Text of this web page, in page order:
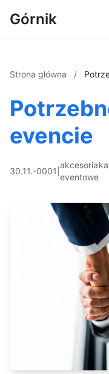
Górnik
Strona główna /
evencie
30.11.-0001
akcesoria
eventowe